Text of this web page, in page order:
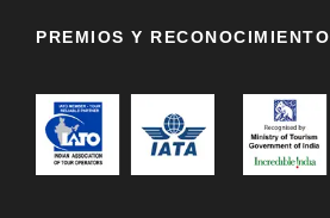
PREMIOS Y RECONOCIMIENTO